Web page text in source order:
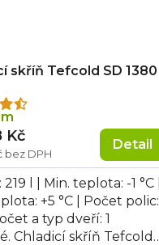
skříň Tefcold SD 1380
bez DPH
Kč Detail
l | Min. teplota: -1 °C |
+5 °C | Počet polic:
a typ dveří: 1
Chladicí skříň Tefcold